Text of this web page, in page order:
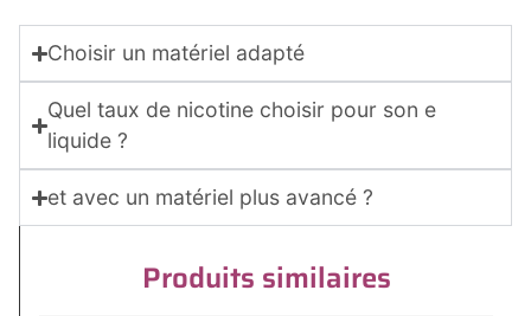
Choisir un matériel adapté
Quel taux de nicotine choisir pour son e
liquide ?
et avec un matériel plus avancé ?
Produits similaires